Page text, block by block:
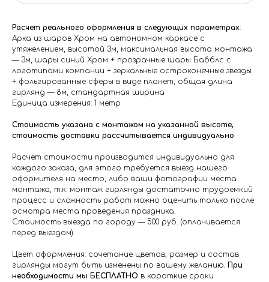
Расчет реального оформления в следующих параметрах:
Арка из шаров Хром на автономном каркасе с
утяжелением, высотой 3м, максимальная высота монтажа
— 3м, шары синий Хром + прозрачные шары Бабблс с
логотипами компании + зеркальные остроконечные звезды
+ фольгированные сферы в виде планет, общая длина
гирлянд — 8м, стандартная ширина
Единица измерения: 1 метр
Стоимость указана с монтажом на указанной высоте,
стоимость доставки рассчитывается индивидуально
Расчет стоимости производится индивидуально для
каждого заказа, для этого требуется выезд нашего
оформителя на место, либо ваши фотографии места
монтажа, т.к. монтаж гирлянды достаточно трудоемкий
процесс и сложность работ можно оценить только после
осмотра места проведения праздника.
Стоимость выезда по городу — 500 руб. (оплачивается
перед выездом).
Цвет оформления: сочетание цветов, размер и состав
гирлянды могут быть изменены по вашему желанию. При
необходимости мы БЕСПЛАТНО в короткие сроки